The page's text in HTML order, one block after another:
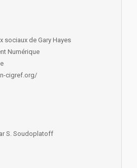
sociaux de Gary Hayes
Numérique
cigref.org/
S. Soudoplatoff